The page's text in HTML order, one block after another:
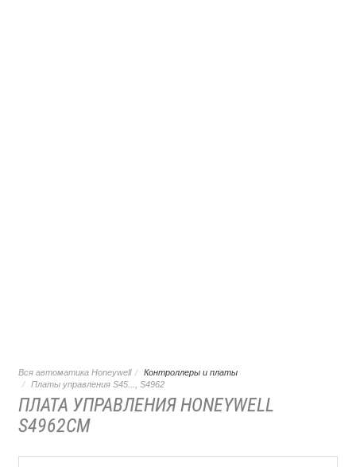
Вся автоматика Honeywell
Контроллеры и платы
Платы управления S45..., S4962
ПЛАТА УПРАВЛЕНИЯ HONEYWELL
S4962CM